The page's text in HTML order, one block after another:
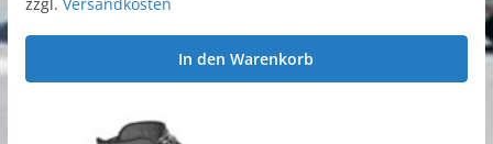
In den Warenkorb